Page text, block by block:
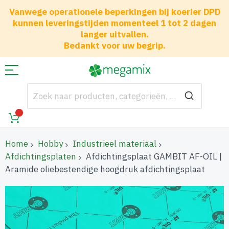
Vanwege operationele beperkingen bij koerier DPD
kunnen leveringstijden momenteel 1 tot 2 dagen
langer uitvallen.
Bedankt voor uw begrip.
Home Hobby
Industrieel materiaal
Afdichtingsplaten
Afdichtingsplaat GAMBIT AF-OIL |
Aramide oliebestendige hoogdruk afdichtingsplaat
het
einde
van